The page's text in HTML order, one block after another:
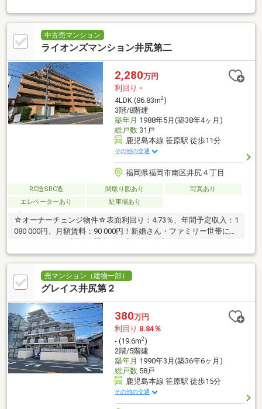
中古売マンション
ライオンズマンション井尻第二
2,280万円
利回り -
4LDK (86.83m2)
3階/8階建
築年月 1988年5月(築38年4ヶ月)
総戸数31戸
鹿児島本線 笹原駅 徒歩11分
その他の交通
福岡県福岡市南区井尻４丁目
RC造SRC造 間取り図あり
写真あり
エレベーターあり
駐車場あり
☆オーナーチェンジ物件☆表面利回り：4.73％、年間予定収入：1
080 000円、月額賃料：90 000円！新婚さん・ファミリー世帯にオ
売マンション（建物一部）
グレイス井尻第２
380万円
利回り 8.84％
- (19.6m2)
2階/5階建
築年月 1990年3月(築36年6ヶ月)
総戸数58戸
鹿児島本線 笹原駅 徒歩15分
その他の交通